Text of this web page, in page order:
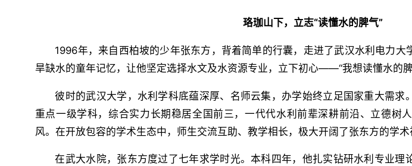
珞珈山下，立志“读懂水的脾气”
1996年，来自西柏坡的少年张东方，背着简单的行囊，走进了武汉水利电力
旱缺水的童年记忆，让他坚定选择水文及水资源专业，立下初心——“我想读懂水的脾
彼时的武汉大学，水利学科底蕴深厚、名师云集，办学始终立足国家重大需求
重点一级学科，综合实力长期稳居全国前三，一代代水利前辈深耕前沿、立德树
风。在开放包容的学术生态中，师生交流互助、教学相长，极大开阔了张东方的学术
在武大水院，张东方度过了七年求学时光。本科四年，他扎实钻研水利专业理